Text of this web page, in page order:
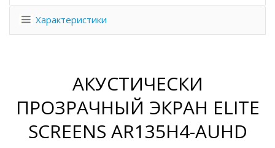
Характеристики
АКУСТИЧЕСКИ
ПРОЗРАЧНЫЙ ЭКРАН ELITE
SCREENS AR135H4-AUHD